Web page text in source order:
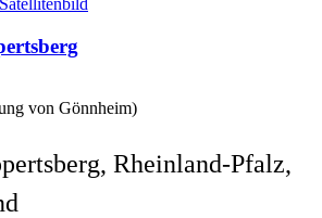
von Gönnheim)
Rheinland-Pfalz,